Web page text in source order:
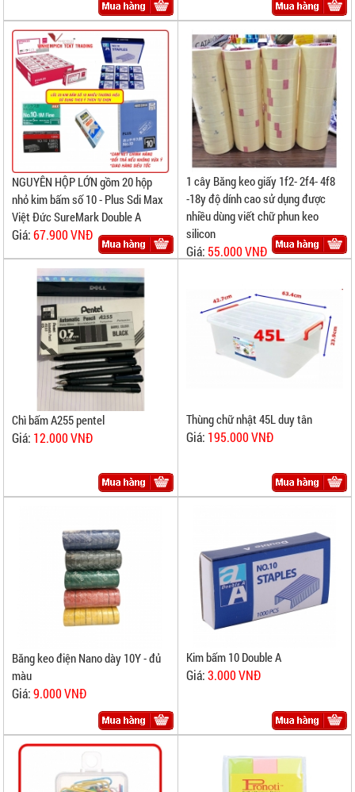
NGUYÊN HỘP LỚN gồm 20 hộp
nhỏ kim bấm số 10 - Plus Sdi Max
Việt Đức SureMark Double A
Giá:67.900 VNĐ
1 cây Băng keo giấy 1f2- 2f4- 4f8
-18y độ dính cao sử dụng được
nhiều dùng viết chữ phun keo
silicon
Giá: 55.000 VNĐ
Chì bấm A255 pentel
Giá: 12.000 VNĐ
Thùng chữ nhật 45L duy tân
Giá: 195.000 VNĐ
Băng keo điện Nano dày 10Y - đủ
màu
Giá:9.000 VNĐ
Kim bấm 10 Double A
Giá:3.000 VNĐ